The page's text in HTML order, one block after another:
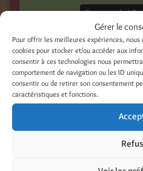
Gérer le
Pour offrir les meilleures expériences,
cookies pour stocker et/ou accéder aux
consentir à ces technologies nous
comportement de navigation ou les ID
consentir ou de retirer son consentement
caractéristiques et fonctions.
On en parle !
Christmas collages
exhibition
exposition
illustrations
linogravure
Pasta
Tetra print